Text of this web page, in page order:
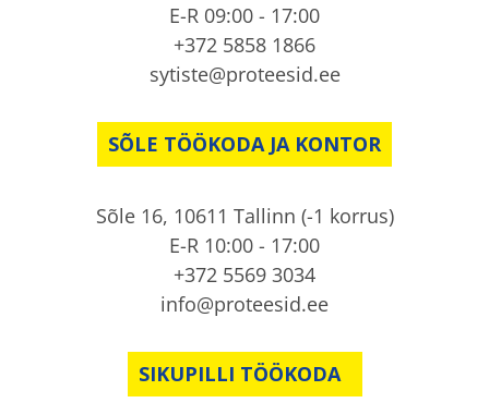
E-R 09:00 - 17:00
+372 5858 1866
sytiste@proteesid.ee
SÕLE TÖÖKODA JA KONTOR
Sõle 16, 10611 Tallinn (-1 korrus)
E-R 10:00 - 17:00
+372 5569 3034
info@proteesid.ee
SIKUPILLI TÖÖKODA